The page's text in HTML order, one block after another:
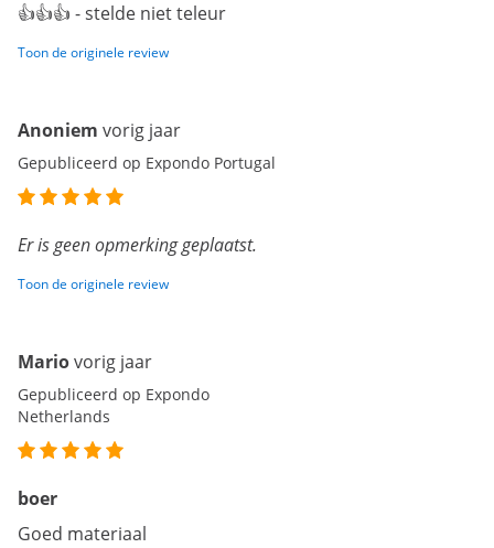
👍👍👍 - stelde niet teleur
Toon de originele review
Anoniem vorig jaar
Gepubliceerd op Expondo Portugal
Er is geen opmerking geplaatst.
Toon de originele review
Mariovorig jaar
Gepubliceerd op Expondo
Netherlands
boer
Goed materiaal